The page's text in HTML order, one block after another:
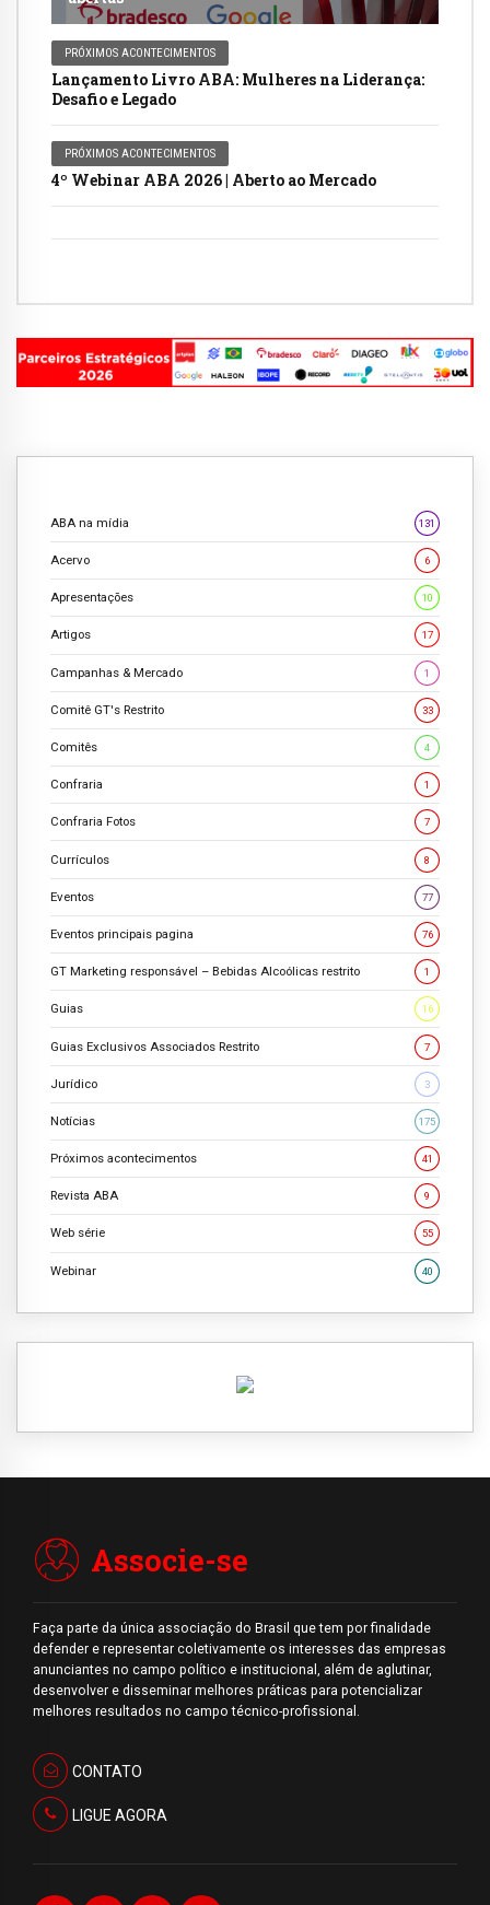
PRÓXIMOS ACONTECIMENTOS
Lançamento Livro ABA: Mulheres na Liderança:
Desafio e Legado
PRÓXIMOS ACONTECIMENTOS
4º Webinar ABA 2026 | Aberto ao Mercado
ABA na mídia 131
Acervo 6
Apresentações 10
Artigos 17
Campanhas & Mercado 1
Comitê GT's Restrito 33
Comitês 4
Confraria 1
Confraria Fotos 7
Currículos 8
Eventos 77
Eventos principais pagina 76
GT Marketing responsável – Bebidas Alcoólicas restrito 1
Guias 16
Guias Exclusivos Associados Restrito 7
Jurídico 3
Notícias 175
Próximos acontecimentos 41
Revista ABA 9
Web série 55
Webinar 40
Associe-se
Faça parte da única associação do Brasil que tem por finalidade
defender e representar coletivamente os interesses das empresas
anunciantes no campo político e institucional, além de aglutinar,
desenvolver e disseminar melhores práticas para potencializar
melhores resultados no campo técnico-profissional.
CONTATO
LIGUE AGORA